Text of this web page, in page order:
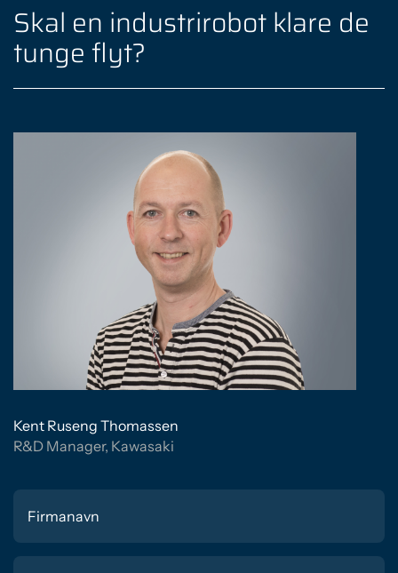
Skal en industrirobot klare de
tunge flyt?
Kent Ruseng Thomassen
R&D Manager, Kawasaki